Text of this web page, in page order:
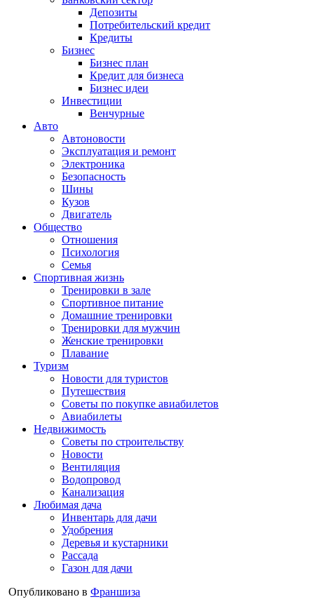
Депозиты
Потребительский кредит
Кредиты
Бизнес
Бизнес план
Кредит для бизнеса
Бизнес идеи
Инвестиции
Венчурные
Авто
Автоновости
Эксплуатация и ремонт
Электроника
Безопасность
Шины
Кузов
Двигатель
Общество
Отношения
Психология
Семья
Спортивная жизнь
Тренировки в зале
Спортивное питание
Домашние тренировки
Тренировки для мужчин
Женские тренировки
Плавание
Туризм
Новости для туристов
Путешествия
Советы по покупке авиабилетов
Авиабилеты
Недвижимость
Советы по строительству
Новости
Вентиляция
Водопровод
Канализация
Любимая дача
Инвентарь для дачи
Удобрения
Деревья и кустарники
Рассада
Газон для дачи
Опубликовано в Франшиза